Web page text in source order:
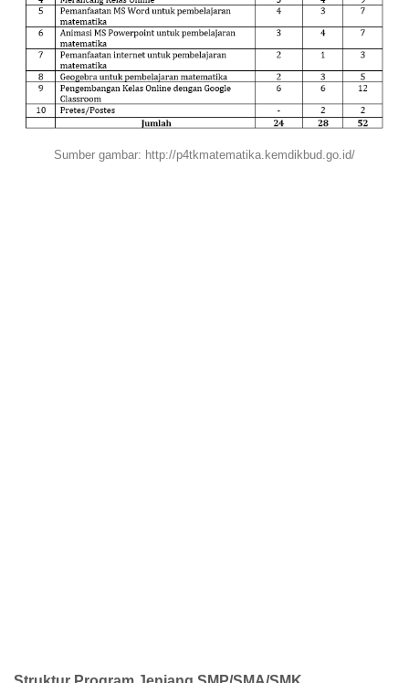
Sumber gambar: http://p4tkmatematika.kemdikbud.go.id/